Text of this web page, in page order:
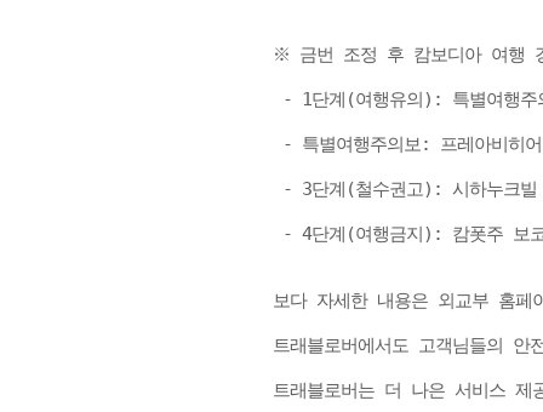
※ 금번 조정 후 캄보디아 여행
- 1단계(여행유의): 특별여행
- 특별여행주의보: 프레아비
- 3단계(철수권고): 시하누크
- 4단계(여행금지): 캄폿주 보
보다 자세한 내용은 외교부 홈
트래블로버에서도 고객님들의
트래블로버는 더 나은 서비스 제